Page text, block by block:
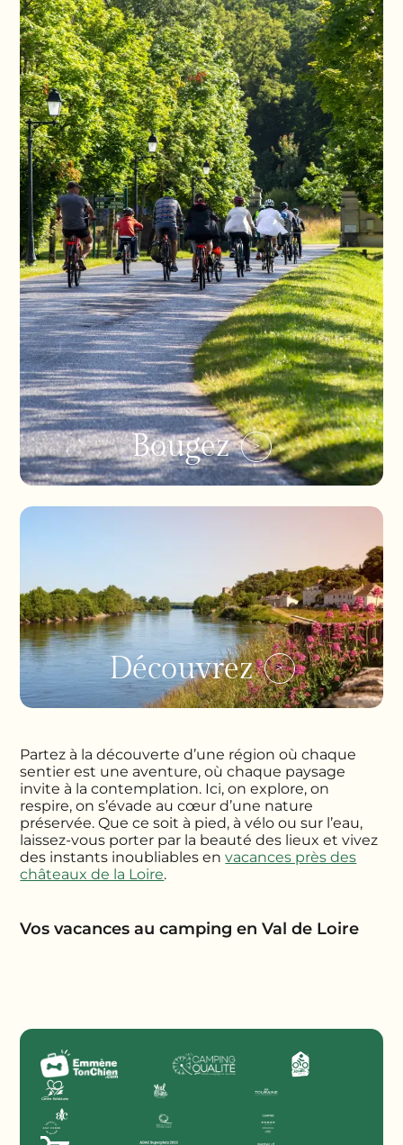
Bougez
Découvrez
Vos vacances au camping en Val de Loire
Partez à la découverte d’une région où chaque
sentier est une aventure, où chaque paysage
invite à la contemplation. Ici, on explore, on
respire, on s’évade au cœur d’une nature
préservée. Que ce soit à pied, à vélo ou sur l’eau,
laissez-vous porter par la beauté des lieux et vivez
des instants inoubliables envacances près des
châteaux de la Loire.